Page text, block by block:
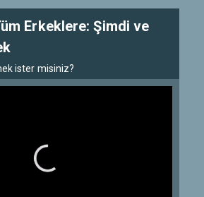
Erkeklere: Şimdi ve
ister misiniz?